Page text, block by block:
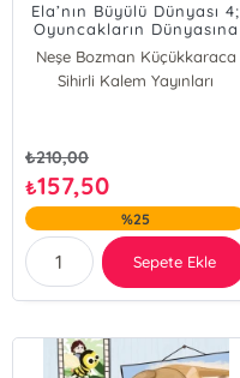
Ela’nın Büyülü Dünyası 4;
Oyuncakların Dünyasına
Neşe Bozman Küçükkaraca
Sihirli Kalem Yayınları
₺210,00
₺157,50
%25
Sepete Ekle